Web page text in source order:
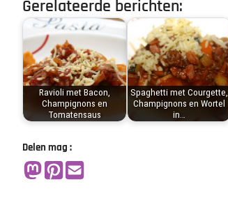
Gerelateerde berichten:
Ravioli met Bacon,
Champignons en
Tomatensaus
Spaghetti met Courgette,
Champignons en Wortel
in…
Delen mag :